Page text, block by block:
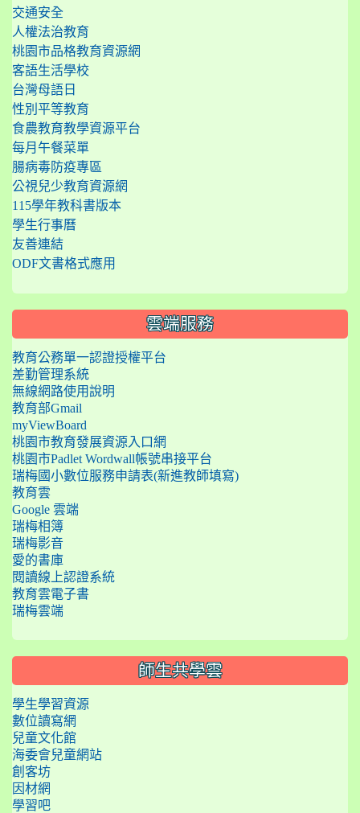
交通安全
人權法治教育
桃園市品格教育資源網
客語生活學校
台灣母語日
性別平等教育
食農教育教學資源平台
每月午餐菜單
腸病毒防疫專區
公視兒少教育資源網
115學年教科書版本
學生行事曆
友善連結
ODF文書格式應用
雲端服務
教育公務單一認證授權平台
差勤管理系統
無線網路使用說明
教育部Gmail
myViewBoard
桃園市教育發展資源入口網
桃園市Padlet Wordwall帳號串接平台
瑞梅國小數位服務申請表(新進教師填寫)
教育雲
Google 雲端
瑞梅相簿
瑞梅影音
愛的書庫
閱讀線上認證系統
教育雲電子書
瑞梅雲端
師生共學雲
學生學習資源
數位讀寫網
兒童文化館
海委會兒童網站
創客坊
因材網
學習吧